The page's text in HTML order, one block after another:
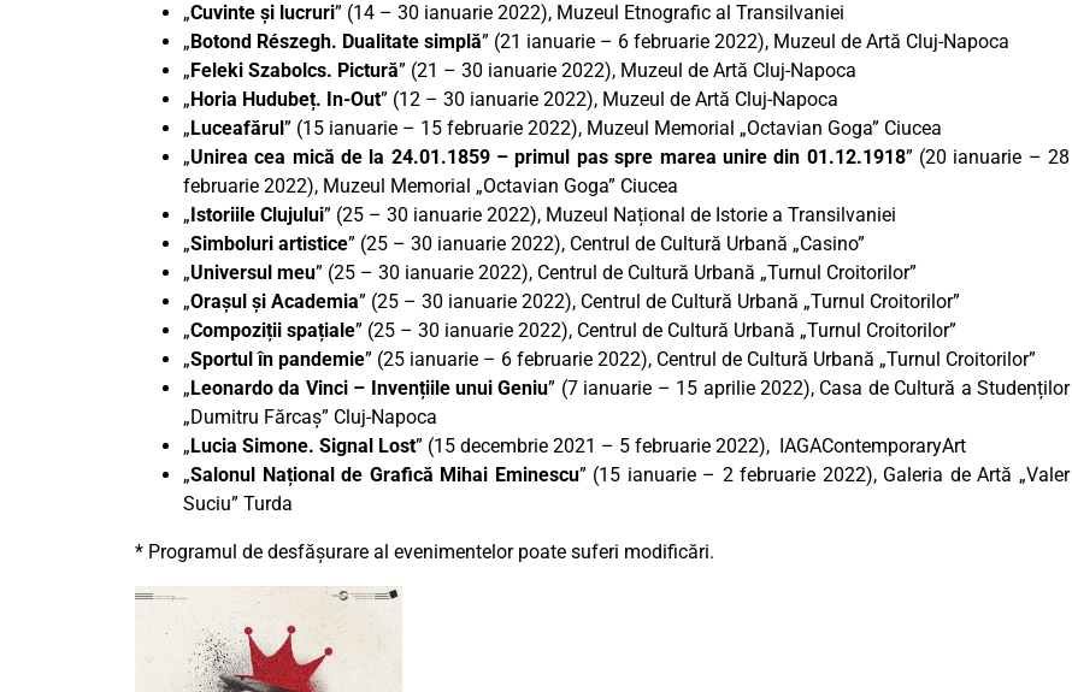
„Cuvinte și lucruri” (14 – 30 ianuarie 2022), Muzeul Etnografic al Transilvaniei
„ Botond Részegh. Dualitate simplă” (21 ianuarie – 6 februarie 2022), Muzeul de Artă Cluj-Napoca
„ Feleki Szabolcs. Pictură” (21 – 30 ianuarie 2022), Muzeul de Artă Cluj-Napoca
„ Horia Hudubeț. In-Out” (12 – 30 ianuarie 2022), Muzeul de Artă Cluj-Napoca
„ Luceafărul ” (15 ianuarie – 15 februarie 2022), Muzeul Memorial „Octavian Goga” Ciucea
„Unirea cea mică de la 24.01.1859 – primul pas spre marea unire din 01.12.1918” (20 ianuarie – 28
februarie 2022), Muzeul Memorial „Octavian Goga” Ciucea
„ Istoriile Clujului” (25 – 30 ianuarie 2022), Muzeul Național de Istorie a Transilvaniei
„Simboluri artistice” (25 – 30 ianuarie 2022), Centrul de Cultură Urbană „Casino”
„Universul meu” (25 – 30 ianuarie 2022), Centrul de Cultură Urbană „Turnul Croitorilor”
„Orașul și Academia” (25 – 30 ianuarie 2022), Centrul de Cultură Urbană „Turnul Croitorilor”
„Compoziții spațiale” (25 – 30 ianuarie 2022), Centrul de Cultură Urbană „Turnul Croitorilor”
„Sportul în pandemie” (25 ianuarie – 6 februarie 2022), Centrul de Cultură Urbană „Turnul Croitorilor”
„ Leonardo da Vinci – Invențiile unui Geniu” (7 ianuarie – 15 aprilie 2022), Casa de Cultură a Studenților
„Dumitru Fărcaș” Cluj-Napoca
„ Lucia Simone. Signal Lost” (15 decembrie 2021 – 5 februarie 2022), IAGAContemporaryArt
„Salonul Național de Grafică Mihai Eminescu” (15 ianuarie – 2 februarie 2022), Galeria de Artă „Valer
Suciu” Turda
* Programul de desfășurare al evenimentelor poate suferi modificări.